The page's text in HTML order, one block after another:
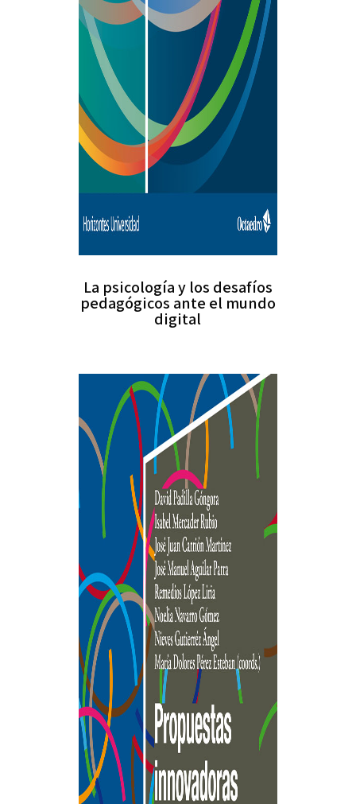
La psicología y los desafíos
pedagógicos ante el mundo
digital